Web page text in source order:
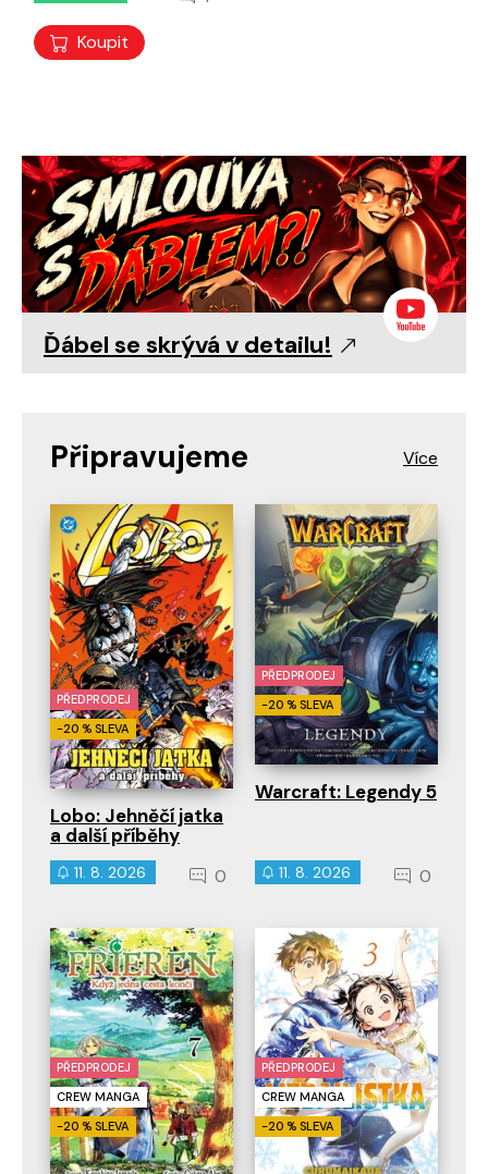
Koupit
Ďábel se skrývá v detailu!
Připravujeme
PŘEDPRODEJ
-20 % SLEVA
Lobo: Jehněčí jatka
a další příběhy
11. 8. 2026 0
PŘEDPRODEJ
-20 % SLEVA
Warcraft: Legendy 5
11. 8. 2026 0
PŘEDPRODEJ
CREW MANGA
-20 % SLEVA
PŘEDPRODEJ
CREW MANGA
-20 % SLEVA